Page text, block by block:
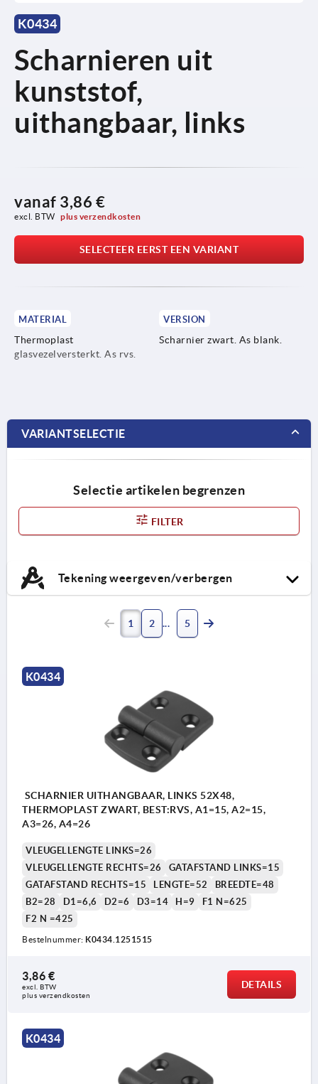
K0434
Scharnieren uit
kunststof,
uithangbaar, links
vanaf 3,86 €
excl. BTW plus verzendkosten
SELECTEER EERST EEN VARIANT
MATERIAL
Thermoplast
glasvezelversterkt. As rvs.
VERSION
Scharnier zwart. As blank.
VARIANTSELECTIE
Selectie artikelen begrenzen
FILTER
Tekening weergeven/verbergen
1 2 5
K0434
SCHARNIER UITHANGBAAR, LINKS 52X48,
THERMOPLAST ZWART, BEST:RVS, A1=15, A2=15,
A3=26, A4=26
VLEUGELLENGTE LINKS=26
VLEUGELLENGTE RECHTS=26
GATAFSTAND LINKS=15
GATAFSTAND RECHTS=15
LENGTE=52
BREEDTE=48
B2=28
D1=6,6 D2=6 D3=14 H=9
F1 N=625
F2 N =425
Bestelnummer: K0434.1251515
3,86 €
excl. BTW
plus verzendkosten
DETAILS
K0434